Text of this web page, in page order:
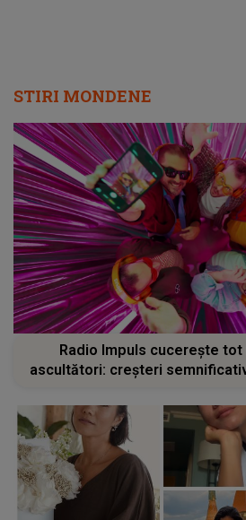
STIRI MONDENE
Radio Impuls cucerește tot
ascultători: creșteri